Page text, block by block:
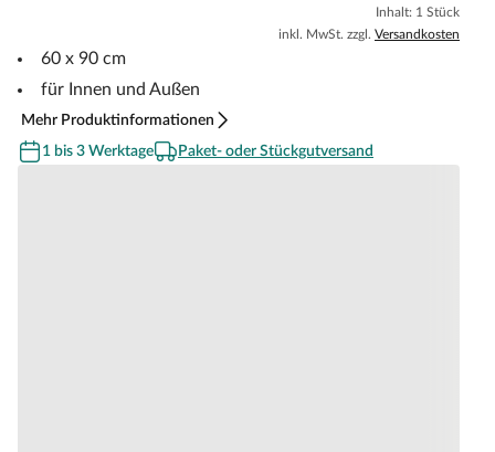
Inhalt: 1 Stück
inkl. MwSt. zzgl. Versandkosten
60 x 90 cm
für Innen und Außen
Mehr Produktinformationen
1 bis 3 Werktage
Paket- oder Stückgutversand